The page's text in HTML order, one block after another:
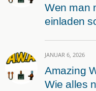
Wen man
einladen
JANUAR 6, 2026
Amazing
Wie alles